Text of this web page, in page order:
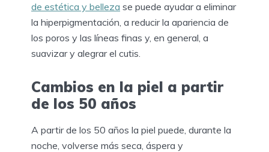
de estética y belleza se puede ayudar a eliminar
la hiperpigmentación, a reducir la apariencia de
los poros y las líneas finas y, en general, a
suavizar y alegrar el cutis.
Cambios en la piel a partir
de los 50 años
A partir de los 50 años la piel puede, durante la
noche, volverse más seca, áspera y